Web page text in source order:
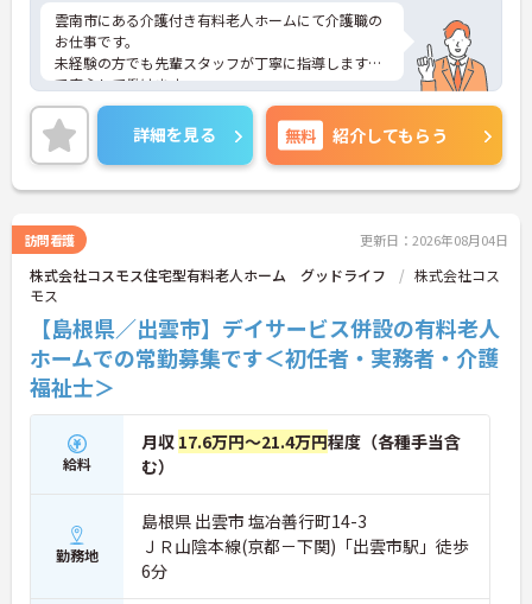
雲南市にある介護付き有料老人ホームにて介護職の
お仕事です。
未経験の方でも先輩スタッフが丁寧に指導しますの
で安心して働けます。
アットホームな雰囲気で、利用者さまも働くスタッ
フも笑顔にあふれる施設です
ご興味がある方は是非一度マイナビまでお問い合わ
せください。さらに詳細などお伝えします！
詳細を見る 無料 紹介してもらう
訪問看護 更新日：2026年08月04日
株式会社コスモス住宅型有料老人ホーム グッドライフ
株式会社コス
モス
【島根県／出雲市】デイサービス併設の有料老人
ホームでの常勤募集です＜初任者・実務者・介護
福祉士＞
給料
月収 17.6万円～21.4万円程度（各種手当含
む）
勤務地
島根県 出雲市 塩冶善行町14-3
ＪＲ山陰本線(京都－下関)「出雲市駅」徒歩
6分